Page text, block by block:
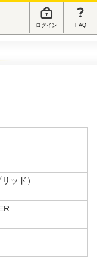
ログイン FAQ
ッド）